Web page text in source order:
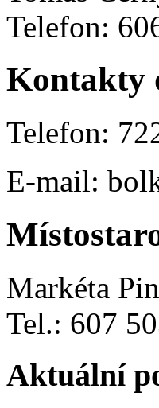
Telefon:
Kontakty
Telefon:
E-mail:
Markéta
Tel.: 607
Aktuální